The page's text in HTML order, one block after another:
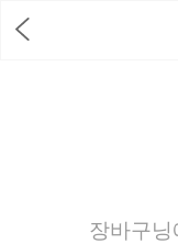
장바구